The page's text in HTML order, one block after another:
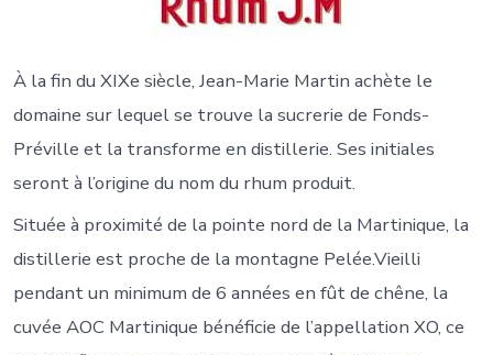
À la fin du XIXe siècle, Jean-Marie Martin achète le
domaine sur lequel se trouve la sucrerie de Fonds-
Préville et la transforme en distillerie. Ses initiales
seront à l’origine du nom du rhum produit.
Située à proximité de la pointe nord de la Martinique, la
distillerie est proche de la montagne Pelée.Vieilli
pendant un minimum de 6 années en fût de chêne, la
cuvée AOC Martinique bénéficie de l’appellation XO, ce